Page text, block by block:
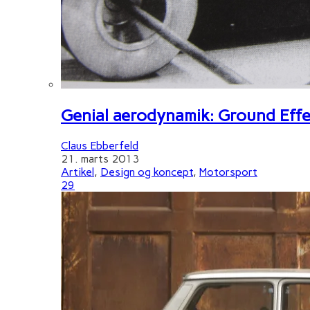
Genial aerodynamik: Ground
Claus Ebberfeld
21. marts 2013
Artikel, Design og koncept, Motorsport
29